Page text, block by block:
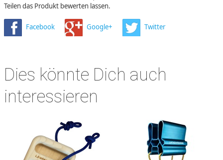
Teilen das Produkt bewerten lassen.
Facebook Google+ Twitter
Dies könnte Dich auch
interessieren